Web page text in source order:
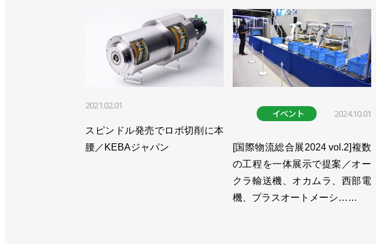
2021.02.01
スピンドル発売でロボ切削に本
腰／KEBAジャパン
イベント 2024.10.01
[国際物流総合展2024 vol.2]複数
の工程を一体展示で提案／オー
クラ輸送機、オカムラ、西部電
機、プラスオートメーシ……